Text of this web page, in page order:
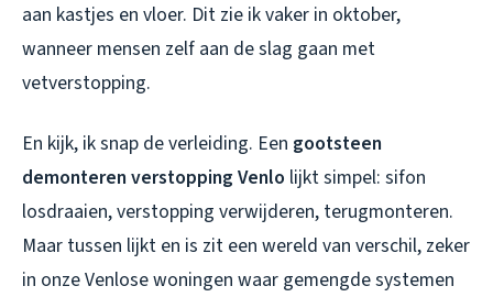
aan kastjes en vloer. Dit zie ik vaker in oktober,
wanneer mensen zelf aan de slag gaan met
vetverstopping.
En kijk, ik snap de verleiding. Een gootsteen
demonteren verstopping Venlo lijkt simpel: sifon
losdraaien, verstopping verwijderen, terugmonteren.
Maar tussen lijkt en is zit een wereld van verschil, zeker
in onze Venlose woningen waar gemengde systemen